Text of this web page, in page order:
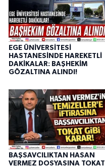
EGE ÜNİVERSİTESİ
HASTANESİNDE HAREKETLİ
DAKİKALAR: BAŞHEKİM
GÖZALTINA ALINDI!
BAŞSAVCILIKTAN HASAN
VERMEZ DOSYASINA TOKAT